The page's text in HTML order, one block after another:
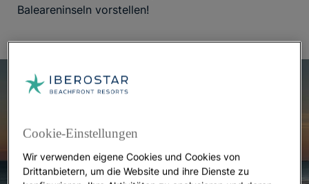
Baleareninseln vorstellen!
Cookie-Einstellungen
Wir verwenden eigene Cookies und Cookies von
Drittanbietern, um die Website und ihre Dienste zu